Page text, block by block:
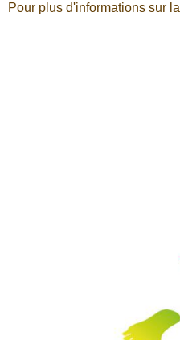
Pour plus d'informations sur la